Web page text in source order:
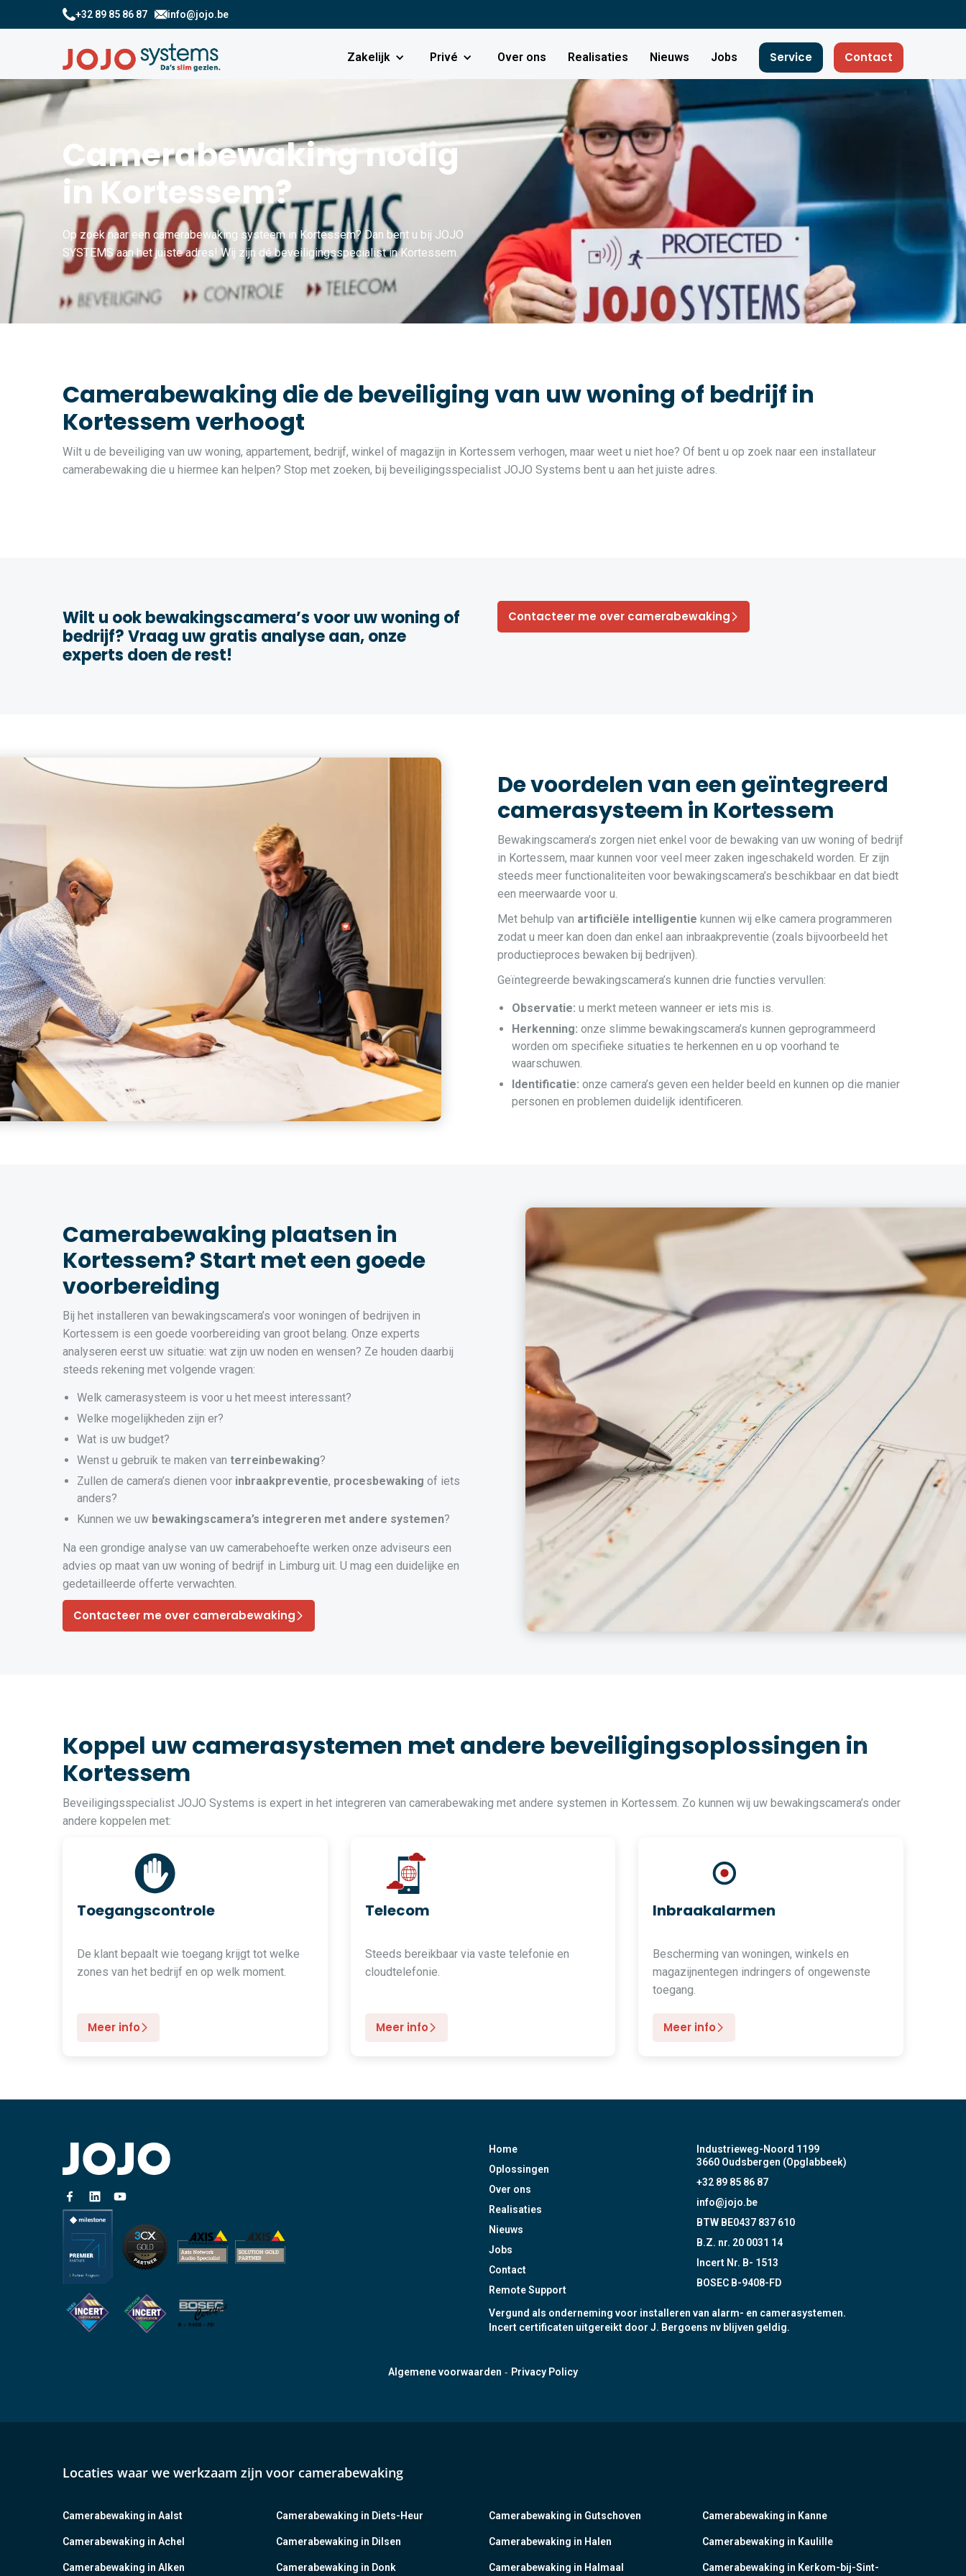
+32 89 85 86 87 info@jojo.be
Zakelijk Privé Over ons Realisaties Nieuws Jobs Service Contact
Camerabewaking nodig
in Kortessem?
Op zoek naar een camerabewaking systeem in Kortessem? Dan bent u bij JOJO
SYSTEMS aan het juiste adres! Wij zijn dé beveiligingsspecialist in Kortessem.
Camerabewaking die de beveiliging van uw woning of bedrijf in
Kortessem verhoogt
Wilt u de beveiliging van uw woning, appartement, bedrijf, winkel of magazijn in Kortessem verhogen, maar weet u niet hoe? Of bent u op zoek naar een installateur
camerabewaking die u hiermee kan helpen? Stop met zoeken, bij beveiligingsspecialist JOJO Systems bent u aan het juiste adres.
Wilt u ook bewakingscamera’s voor uw woning of
bedrijf? Vraag uw gratis analyse aan, onze
experts doen de rest!
Contacteer me over camerabewaking
De voordelen van een geïntegreerd
camerasysteem in Kortessem
Bewakingscamera’s zorgen niet enkel voor de bewaking van uw woning of bedrijf
in Kortessem, maar kunnen voor veel meer zaken ingeschakeld worden. Er zijn
steeds meer functionaliteiten voor bewakingscamera’s beschikbaar en dat biedt
een meerwaarde voor u.
Met behulp van artificiële intelligentie kunnen wij elke camera programmeren
zodat u meer kan doen dan enkel aan inbraakpreventie (zoals bijvoorbeeld het
productieproces bewaken bij bedrijven).
Geïntegreerde bewakingscamera’s kunnen drie functies vervullen:
Observatie: u merkt meteen wanneer er iets mis is.
Herkenning: onze slimme bewakingscamera’s kunnen geprogrammeerd
worden om specifieke situaties te herkennen en u op voorhand te
waarschuwen.
Identificatie: onze camera’s geven een helder beeld en kunnen op die manier
personen en problemen duidelijk identificeren.
Camerabewaking plaatsen in
Kortessem? Start met een goede
voorbereiding
Bij het installeren van bewakingscamera’s voor woningen of bedrijven in
Kortessem is een goede voorbereiding van groot belang. Onze experts
analyseren eerst uw situatie: wat zijn uw noden en wensen? Ze houden daarbij
steeds rekening met volgende vragen:
Welk camerasysteem is voor u het meest interessant?
Welke mogelijkheden zijn er?
Wat is uw budget?
Wenst u gebruik te maken van terreinbewaking?
Zullen de camera’s dienen voor inbraakpreventie, procesbewaking of iets
anders?
Kunnen we uw bewakingscamera’s integreren met andere systemen?
Na een grondige analyse van uw camerabehoefte werken onze adviseurs een
advies op maat van uw woning of bedrijf in Limburg uit. U mag een duidelijke en
gedetailleerde offerte verwachten.
Contacteer me over camerabewaking
Koppel uw camerasystemen met andere beveiligingsoplossingen in
Kortessem
Beveiligingsspecialist JOJO Systems is expert in het integreren van camerabewaking met andere systemen in Kortessem. Zo kunnen wij uw bewakingscamera’s onder
andere koppelen met:
Toegangscontrole
De klant bepaalt wie toegang krijgt tot welke
zones van het bedrijf en op welk moment.
Meer info
Telecom
Steeds bereikbaar via vaste telefonie en
cloudtelefonie.
Meer info
Inbraakalarmen
Bescherming van woningen, winkels en
magazijnentegen indringers of ongewenste
toegang.
Meer info
Home
Oplossingen
Over ons
Realisaties
Nieuws
Jobs
Contact
Remote Support
Industrieweg-Noord 1199
3660 Oudsbergen (Opglabbeek)
+32 89 85 86 87
info@jojo.be
BTW BE0437 837 610
B.Z. nr. 20 0031 14
Incert Nr. B- 1513
BOSEC B-9408-FD
Vergund als onderneming voor installeren van alarm- en camerasystemen.
Incert certificaten uitgereikt door J. Bergoens nv blijven geldig.
Algemene voorwaarden - Privacy Policy
Locaties waar we werkzaam zijn voor camerabewaking
Camerabewaking in Aalst
Camerabewaking in Achel
Camerabewaking in Alken
Camerabewaking in Diets-Heur
Camerabewaking in Dilsen
Camerabewaking in Donk
Camerabewaking in Gutschoven
Camerabewaking in Halen
Camerabewaking in Halmaal
Camerabewaking in Kanne
Camerabewaking in Kaulille
Camerabewaking in Kerkom-bij-Sint-